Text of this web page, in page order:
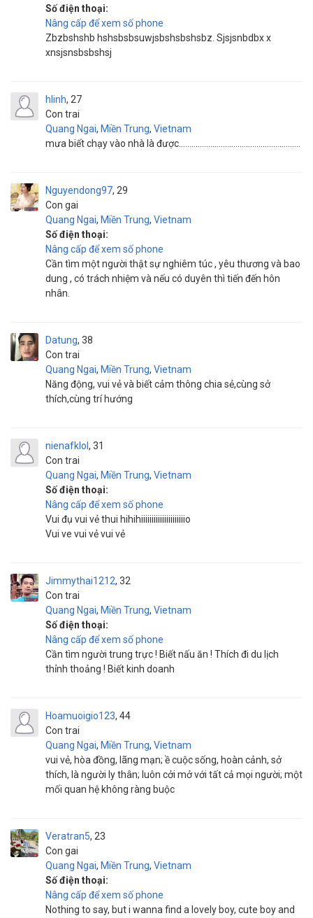
Số điện thoại:
Nâng cấp để xem số phone
Zbzbshshb hshsbsbsuwjsbshsbshsbz. Sjsjsnbdbx x
xnsjsnsbsbshsj
hlinh
Con trai
27
Quang Ngai, Miền Trung, Vietnam
mưa biết chạy vào nhà là được..........................................................
Nguyendong97
Con gai
29
Quang Ngai, Miền Trung, Vietnam
Số điện thoại:
Nâng cấp để xem số phone
Cần tìm một người thật sự nghiêm túc , yêu thương và bao
dung , có trách nhiệm và nếu có duyên thì tiến đến hôn
nhân.
Datung
Con trai
38
Quang Ngai, Miền Trung, Vietnam
Năng động, vui vẻ và biết cảm thông chia sẻ,cùng sở
thích,cùng trí hướng
nienafklol
Con trai
31
Quang Ngai, Miền Trung, Vietnam
Số điện thoại:
Nâng cấp để xem số phone
Vui đụ vui vẻ thui hihihiiiiiiiiiiiiiiiiiiiiio
Vui ve vui vẻ vui vẻ
Jimmythai1212
Con trai
32
Quang Ngai, Miền Trung, Vietnam
Số điện thoại:
Nâng cấp để xem số phone
Cần tìm người trung trực ! Biết nấu ăn ! Thích đi du lịch
thỉnh thoảng ! Biết kinh doanh
Hoamuoigio123
Con trai
44
Quang Ngai, Miền Trung, Vietnam
vui vẻ, hòa đồng, lãng mạn; ề cuộc sống, hoàn cảnh, sở
thích, là người ly thân; luôn cởi mở với tất cả mọi người; một
mối quan hệ không ràng buộc
Veratran5
Con gai
23
Quang Ngai, Miền Trung, Vietnam
Số điện thoại:
Nâng cấp để xem số phone
Nothing to say, but i wanna find a lovely boy, cute boy and